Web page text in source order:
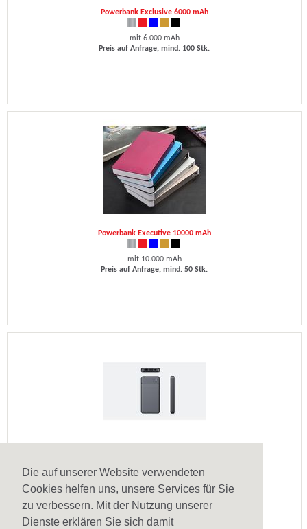
Die auf unserer Website verwendeten
Cookies helfen uns, unsere Services für Sie
zu verbessern. Mit der Nutzung unserer
Dienste erklären Sie sich damit
Powerbank Exclusive 6000 mAh
mit 6.000 mAh
Preis auf Anfrage, mind. 100 Stk.
Powerbank Executive 10000 mAh
mit 10.000 mAh
Preis auf Anfrage, mind. 50 Stk.
Preis auf Anfrage, mind. 100 Stk.